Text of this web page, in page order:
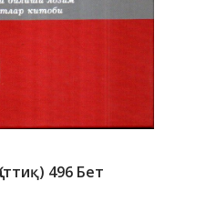
496 Бет